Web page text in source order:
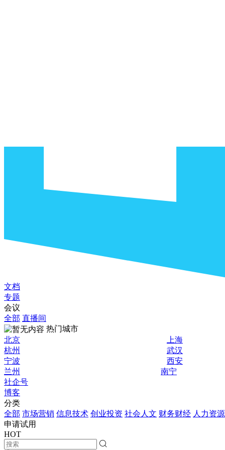
文档
专题
会议
全部 直播间
热门城市
北京
上海
杭州
武汉
宁波
西安
兰州
南宁
社企号
博客
分类
全部 市场营销 信息技术 创业投资 社会人文 财务财经 人力资源
申请试用
HOT